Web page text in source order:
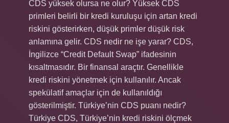
CDS yüksek olursa ne olur? Yüksek CDS
primleri belirli bir kredi kuruluşu için artan kredi
riskini gösterirken, düşük primler düşük risk
anlamına gelir. CDS nedir ne işe yarar? CDS,
İngilizce “Credit Default Swap” ifadesinin
kısaltmasıdır. Bir finansal araçtır. Genellikle
kredi riskini yönetmek için kullanılır. Ancak
spekülatif amaçlar için de kullanıldığı
gösterilmiştir. Türkiye’nin CDS puanı nedir?
Türkiye CDS, Türkiye’nin kredi riskini ölçmek